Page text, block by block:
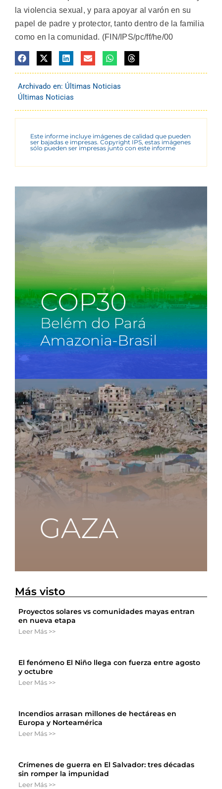
la violencia sexual, y para apoyar al varón en su
papel de padre y protector, tanto dentro de la familia
como en la comunidad. (FIN/IPS/pc/ff/he/00
Archivado en: Últimas Noticias
Últimas Noticias
Este informe incluye imágenes de calidad que pueden
ser bajadas e impresas. Copyright IPS, estas imágenes
sólo pueden ser impresas junto con este informe
Más visto
Proyectos solares vs comunidades mayas entran
en nueva etapa
Leer Más >>
El fenómeno El Niño llega con fuerza entre agosto
y octubre
Leer Más >>
Incendios arrasan millones de hectáreas en
Europa y Norteamérica
Leer Más >>
Crímenes de guerra en El Salvador: tres décadas
sin romper la impunidad
Leer Más >>